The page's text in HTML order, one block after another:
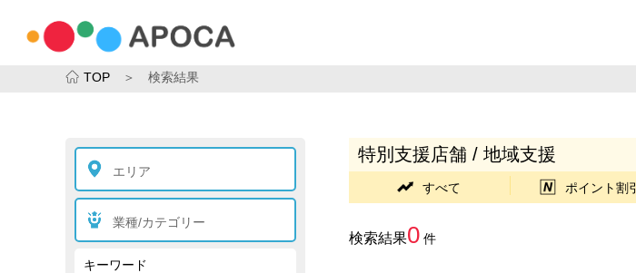
TOP ＞ 検索結果
エリア
業種/カテゴリー
キーワード
特別支援店舗 / 地域支援
すべて ポイント割引
検索結果0 件